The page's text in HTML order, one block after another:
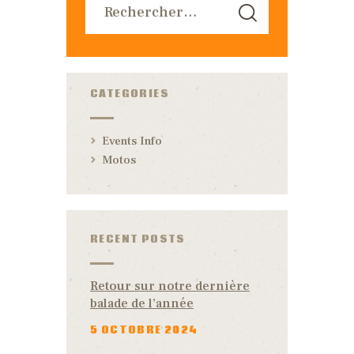
CATEGORIES
Events Info
Motos
RECENT POSTS
Retour sur notre dernière
balade de l’année
5 OCTOBRE 2024